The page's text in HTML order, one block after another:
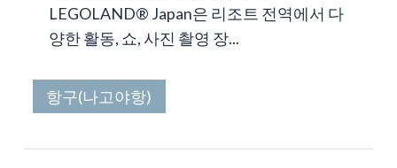
LEGOLAND® Japan은 리조트 전역에서 다
양한 활동, 쇼, 사진 촬영 장...
항구(나고야항)